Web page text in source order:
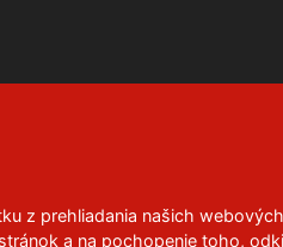
z prehliadania našich
a na pochopenie toho,